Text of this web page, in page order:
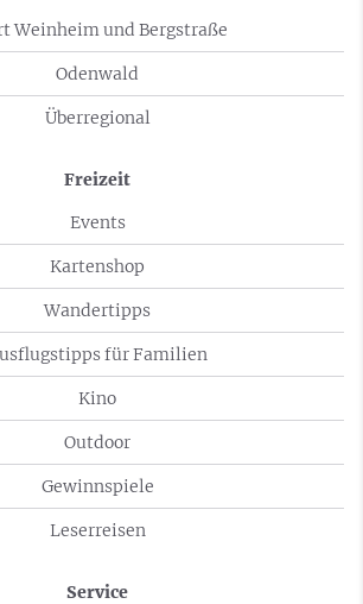
Weinheim und Bergstraße
Odenwald
Überregional
Freizeit
Events
Kartenshop
Wandertipps
für Familien
Kino
Outdoor
Gewinnspiele
Leserreisen
Service